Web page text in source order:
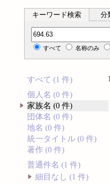
キーワード検索 分
分類記号検索
すべて 名称のみ
すべて (1 件)
個人名 (0 件)
家族名 (0 件)
団体名 (0 件)
地名 (0 件)
統一タイトル (0 件)
著作 (0 件)
普通件名 (1 件)
細目なし (1 件)